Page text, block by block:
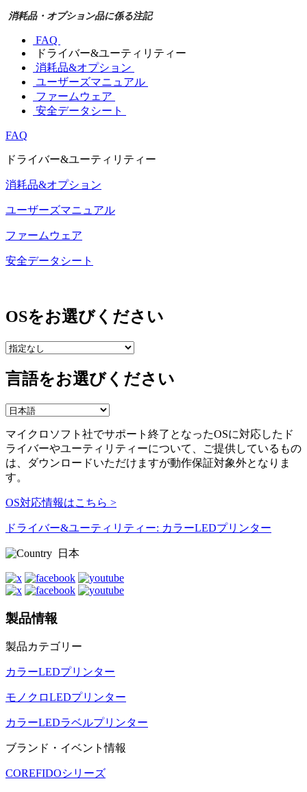
消耗品・オプション品に係る注記
FAQ
ドライバー&ユーティリティー
消耗品&オプション
ユーザーズマニュアル
ファームウェア
安全データシート
FAQ
ドライバー&ユーティリティー
消耗品&オプション
ユーザーズマニュアル
ファームウェア
安全データシート
OSをお選びください
言語をお選びください
マイクロソフト社でサポート終了となったOSに対応したド
ライバーやユーティリティーについて、ご提供しているもの
は、ダウンロードいただけますが動作保証対象外となりま
す。
OS対応情報はこちら >
ドライバー&ユーティリティー: カラーLEDプリンター
日本
製品情報
製品カテゴリー
カラーLEDプリンター
モノクロLEDプリンター
カラーLEDラベルプリンター
ブランド・イベント情報
COREFIDOシリーズ